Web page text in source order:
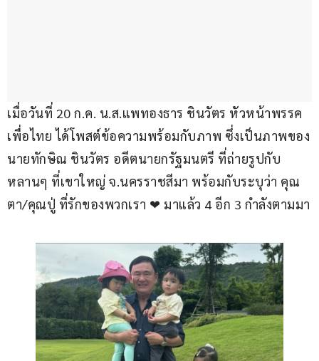
เมื่อวันที่ 20 ก.ค. น.ส.แพทองธาร ชินวัตร หัวหน้าพรรค
เพื่อไทย ได้โพสต์ข้อความพร้อมกับภาพ ซึ่งเป็นภาพของ
นายทักษิณ ชินวัตร อดีตนายกรัฐมนตรี ที่ถ่ายรูปกับ
หลานๆ ที่เขาใหญ่ จ.นครราชสีมา พร้อมกับระบุว่า คุณ
ตา/คุณปู่ ที่รักของพวกเรา ❤ มาแล้ว 4 อีก 3 กำลังตามมา